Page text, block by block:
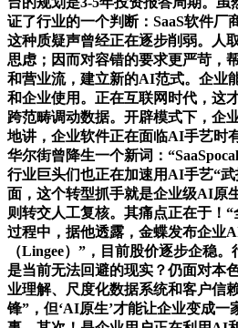
证了行业的一个判断：SaaS软件厂
这种质疑声曾经正在逐步削弱。人
思虑；因而对容错的要求更严苛，
和营业流，建立新的AI范式。企业
和企业使用。正在互联网时代，这
跨范畴调动数据。开辟模式下，企
地讲，企业软件正在面临AI手艺时
华尔街曾降生一个新词：
行业巨头们也正在加速用AI手艺“
面，这个转型抓手就是企业级AI原
则转交人工复核。其痛点正在于！
过程中，据他透露，金蝶发布企业
（Lingee）”，目前股价逐步企稳
是当前无法回避的现实？仍面对本
业理解、尺度化数据系统和客户信
锋”，但‘AI原生’才能让企业变成